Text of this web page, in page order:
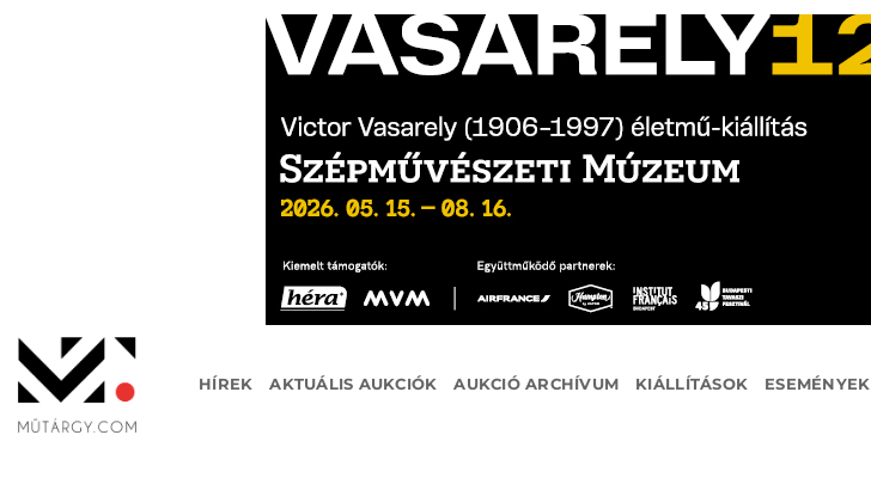
HÍREK AKTUÁLIS AUKCIÓK AUKCIÓ ARCHÍVUM KIÁLLÍTÁSOK ESEMÉNYEK